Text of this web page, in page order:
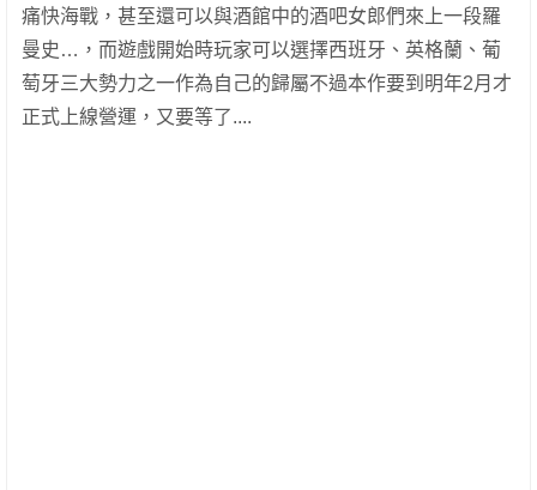
痛快海戰，甚至還可以與酒館中的酒吧女郎們來上一段羅
曼史…，而遊戲開始時玩家可以選擇西班牙、英格蘭、葡
萄牙三大勢力之一作為自己的歸屬不過本作要到明年2月才
正式上線營運，又要等了....